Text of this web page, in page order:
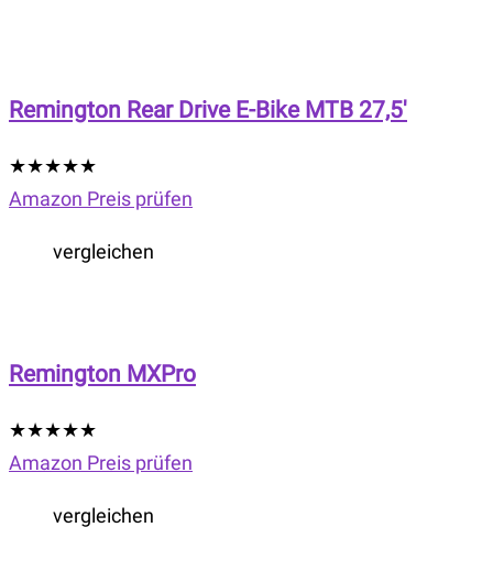
Remington Rear Drive E-Bike MTB 27,5′
★★★★★
Amazon Preis prüfen
vergleichen
Remington MXPro
★★★★★
Amazon Preis prüfen
vergleichen